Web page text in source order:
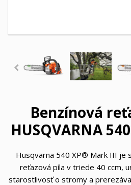
Benzínová
HUSQVARNA
Husqvarna 540 XP® Mark III je
reťazová píla v triede 40 ccm,
starostlivosť o stromy a